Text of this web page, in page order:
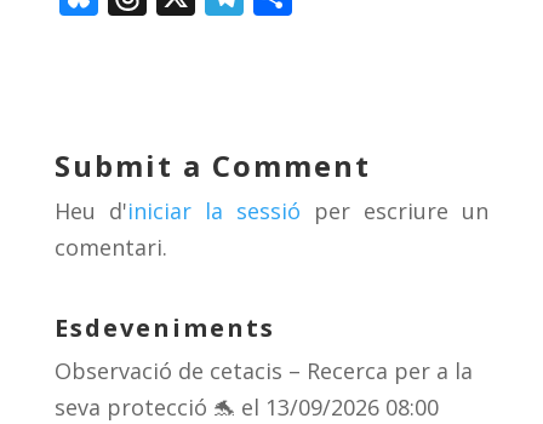
y d
s
a
m
ar
te
ix
Submit a Comment
Heu d'iniciar la sessió per escriure un
comentari.
Esdeveniments
Observació de cetacis – Recerca per a la
seva protecció 🐬 el 13/09/2026 08:00